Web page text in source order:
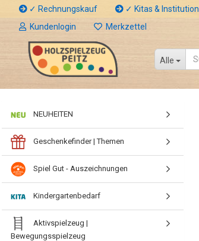
✓ Rechnungskauf ✓ Kitas & Institution
Kundenlogin
Merkzettel
Alle
NEUHEITEN
Geschenkefinder | Themen
Spiel Gut - Auszeichnungen
Kindergartenbedarf
Aktivspielzeug |
Bewegungsspielzeug